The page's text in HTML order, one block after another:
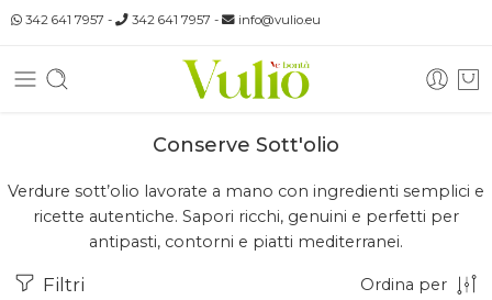
342 641 7957 - 342 641 7957 - info@vulio.eu
Conserve Sott'olio
Verdure sott’olio lavorate a mano con ingredienti semplici e
ricette autentiche. Sapori ricchi, genuini e perfetti per
antipasti, contorni e piatti mediterranei.
Filtri Ordina per